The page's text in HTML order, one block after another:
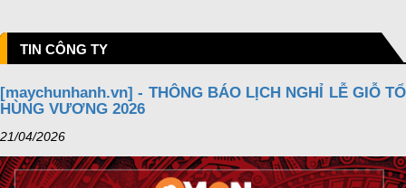
TIN CÔNG TY
[maychunhanh.vn] - THÔNG BÁO LỊCH NGHỈ LỄ GIỖ TỔ
HÙNG VƯƠNG 2026
21/04/2026